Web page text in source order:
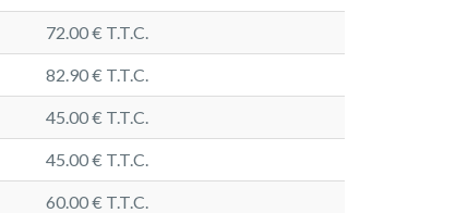
72.00 € T.T.C.
82.90 € T.T.C.
45.00 € T.T.C.
45.00 € T.T.C.
60.00 € T.T.C.